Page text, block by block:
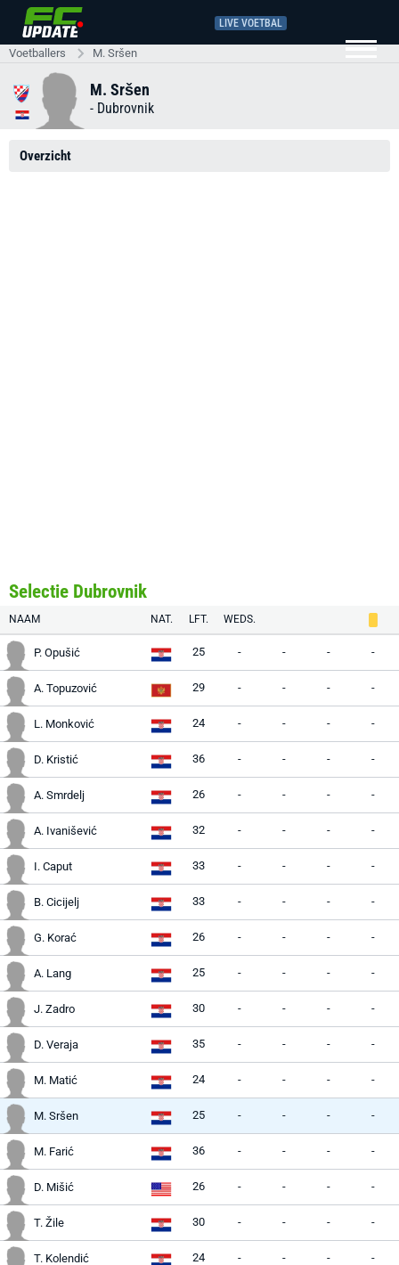
LIVE VOETBAL
Voetballers M. Sršen
M. Sršen
- Dubrovnik
Overzicht
Selectie Dubrovnik
NAAM NAT. LFT. WEDS.
P. Opušić 25 - - - -
A. Topuzović 29 - - - -
L. Monković 24 - - - -
D. Kristić 36 - - - -
A. Smrdelj 26 - - - -
A. Ivanišević 32 - - - -
I. Caput 33 - - - -
B. Cicijelj 33 - - - -
G. Korać 26 - - - -
A. Lang 25 - - - -
J. Zadro 30 - - - -
D. Veraja 35 - - - -
M. Matić 24 - - - -
M. Sršen 25 - - - -
M. Farić 36 - - - -
D. Mišić 26 - - - -
T. Žile 30 - - - -
T. Kolendić 24 - - - -